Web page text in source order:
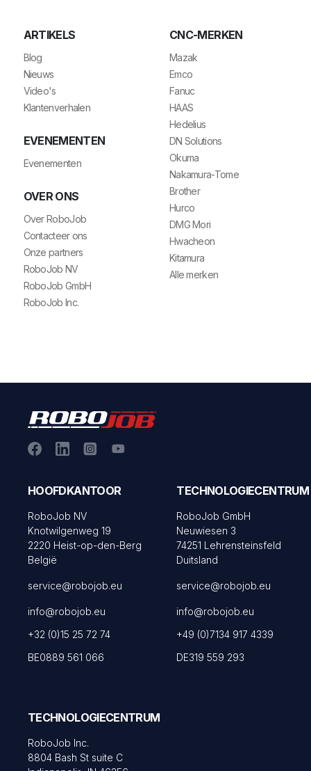
ARTIKELS
Blog
Nieuws
Video's
Klantenverhalen
EVENEMENTEN
Evenementen
OVER ONS
Over RoboJob
Contacteer ons
Onze partners
RoboJob NV
RoboJob GmbH
RoboJob Inc.
CNC-MERKEN
Mazak
Emco
Fanuc
HAAS
Hedelius
DN Solutions
Okuma
Nakamura-Tome
Brother
Hurco
DMG Mori
Hwacheon
Kitamura
Alle merken
HOOFDKANTOOR
RoboJob NV
Knotwilgenweg 19
2220 Heist-op-den-Berg
België
service@robojob.eu
info@robojob.eu
+32 (0)15 25 72 74
BE0889 561 066
TECHNOLOGIECENTRUM
RoboJob GmbH
Neuwiesen 3
74251 Lehrensteinsfeld
Duitsland
service@robojob.eu
info@robojob.eu
+49 (0)7134 917 4339
DE319 559 293
TECHNOLOGIECENTRUM
RoboJob Inc.
8804 Bash St suite C